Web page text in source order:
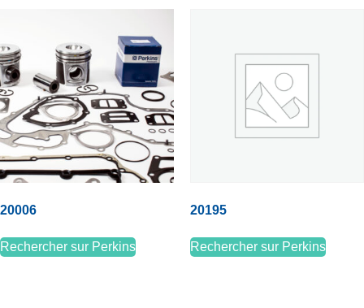
20006
Rechercher sur Perkins
20195
Rechercher sur Perkins